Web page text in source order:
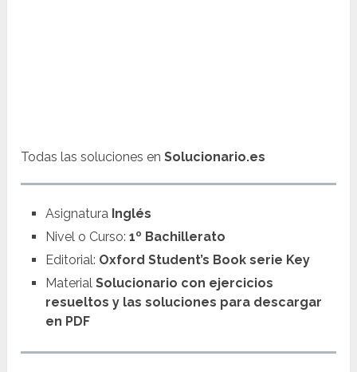
Todas las soluciones enSolucionario.es
Asignatura Inglés
Nivel o Curso: 1º Bachillerato
Editorial: Oxford Student’s Book serie Key
Material Solucionario con ejercicios
resueltos y las soluciones para descargar
en PDF